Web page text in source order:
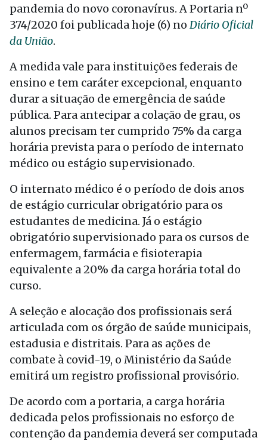
pandemia do novo coronavírus. A Portaria nº
374/2020 foi publicada hoje (6) no Diário Oficial
da União.
A medida vale para instituições federais de
ensino e tem caráter excepcional, enquanto
durar a situação de emergência de saúde
pública. Para antecipar a colação de grau, os
alunos precisam ter cumprido 75% da carga
horária prevista para o período de internato
médico ou estágio supervisionado.
O internato médico é o período de dois anos
de estágio curricular obrigatório para os
estudantes de medicina. Já o estágio
obrigatório supervisionado para os cursos de
enfermagem, farmácia e fisioterapia
equivalente a 20% da carga horária total do
curso.
A seleção e alocação dos profissionais será
articulada com os órgão de saúde municipais,
estadusia e distritais. Para as ações de
combate à covid-19, o Ministério da Saúde
emitirá um registro profissional provisório.
De acordo com a portaria, a carga horária
dedicada pelos profissionais no esforço de
contenção da pandemia deverá ser computada